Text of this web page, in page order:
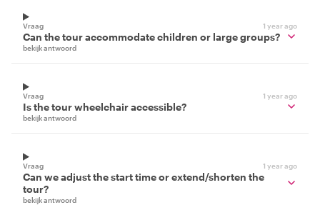
Vraag 1 year ago
Can the tour accommodate children or large groups?
bekijk antwoord
Vraag 1 year ago
Is the tour wheelchair accessible?
bekijk antwoord
Vraag 1 year ago
Can we adjust the start time or extend/shorten the
tour?
bekijk antwoord